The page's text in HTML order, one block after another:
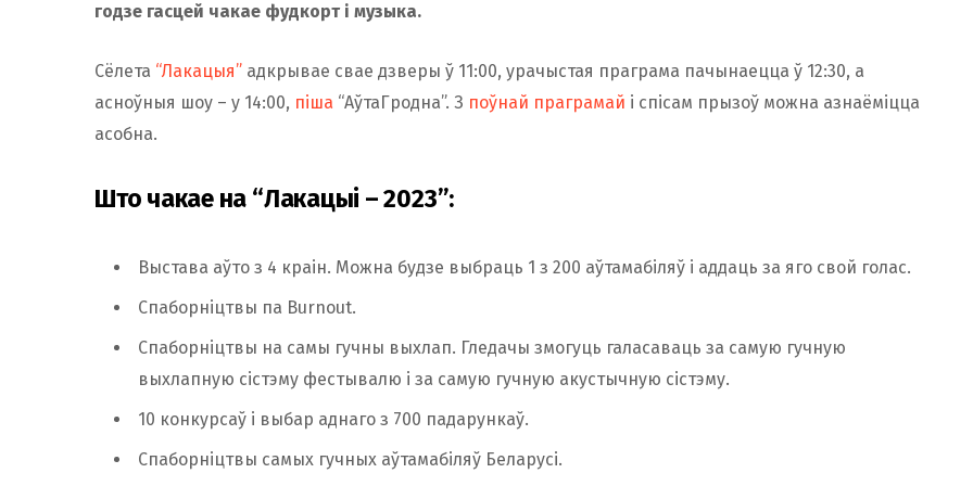
годзе гасцей чакае фудкорт і музыка.
Сёлета “Лакацыя” адкрывае свае дзверы ў 11:00, урачыстая праграма пачынаецца ў 12:30, а
асноўныя шоу – у 14:00, піша “АўтаГродна”. З поўнай праграмай і спісам прызоў можна азнаёміцца
асобна.
Што чакае на “Лакацыі – 2023”:
Выстава аўто з 4 краін. Можна будзе выбраць 1 з 200 аўтамабіляў і аддаць за яго свой голас.
Спаборніцтвы па Burnout.
Спаборніцтвы на самы гучны выхлап. Гледачы змогуць галасаваць за самую гучную
выхлапную сістэму фестывалю і за самую гучную акустычную сістэму.
10 конкурсаў і выбар аднаго з 700 падарункаў.
Спаборніцтвы самых гучных аўтамабіляў Беларусі.